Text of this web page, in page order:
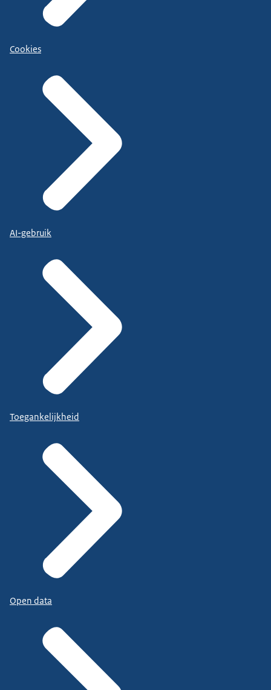
Cookies
AI-gebruik
Toegankelijkheid
Open data